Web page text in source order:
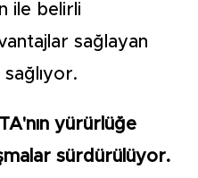
ile belirli
sağlayan
yürürlüğe
sürdürülüyor.